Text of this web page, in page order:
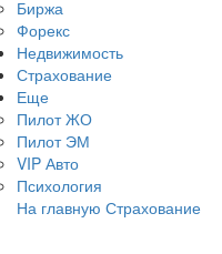
Биржа
Форекс
Недвижимость
Страхование
Еще
Пилот ЖО
Пилот ЭМ
VIP Авто
Психология
На главную Страхование